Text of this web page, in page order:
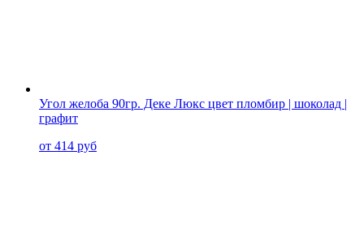
Угол желоба 90гр. Деке Люкс цвет пломбир | шоколад |
графит
от 414 руб